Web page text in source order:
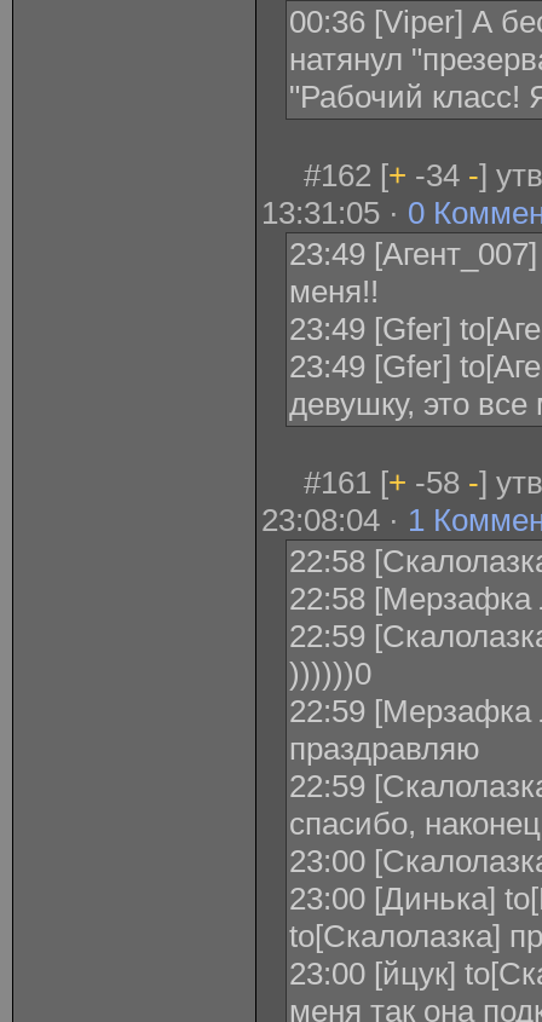
00:36 [Viper] А
натянул
"Рабочий класс!
#162 [+ -34 -]
13:31:05 · 0
23:49
меня!!
23:49 [Gfer]
23:49 [Gfer]
девушку, это
#161 [+ -58 -]
23:08:04 · 1
22:58
22:58 [Мерзафка
22:59
))))))0
22:59 [Мерзафка
праздравляю
22:59
спасибо,
23:00
23:00 [Динька]
to[Скалолазка]
23:00 [йцук]
меня так она